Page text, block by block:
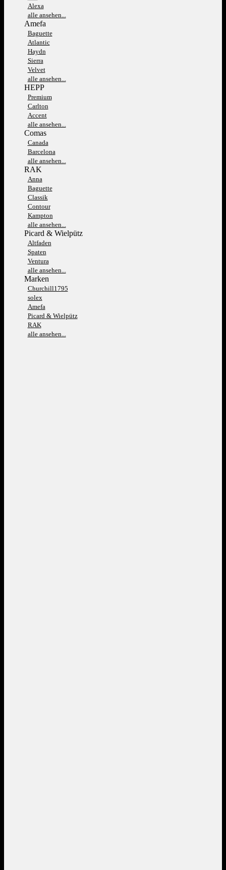
Alexa
alle ansehen...
Amefa
Baguette
Atlantic
Haydn
Sierra
Velvet
alle ansehen...
HEPP
Premium
Carlton
Accent
alle ansehen...
Comas
Canada
Barcelona
alle ansehen...
RAK
Anna
Baguette
Classik
Contour
Kampton
alle ansehen...
Picard & Wielpütz
Altfaden
Spaten
Ventura
alle ansehen...
Marken
Churchill1795
solex
Amefa
Picard & Wielpütz
RAK
alle ansehen...